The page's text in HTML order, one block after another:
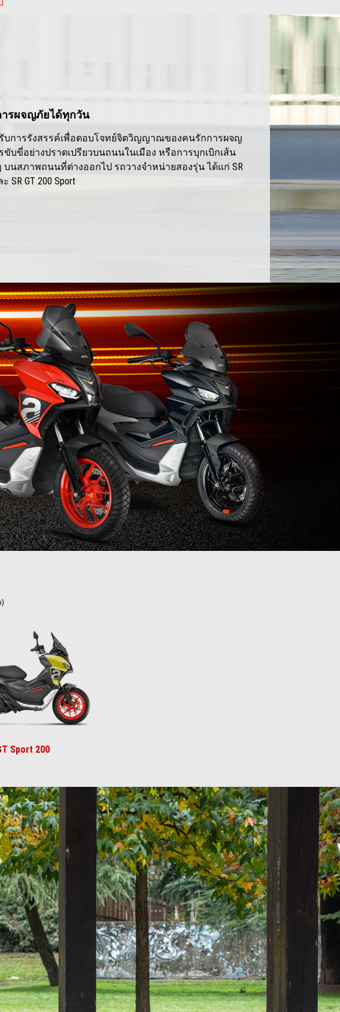
รผจญภัยได้ทุกวัน
รับการรังสรรค์เพื่อตอบโจทย์จิตวิญญาณของคนรักการผจญ
ขับขี่อย่างปราดเปรียวบนถนนในเมือง หรือการบุกเบิกเส้น
บนสภาพถนนที่ต่างออกไป รถวางจำหน่ายสองรุ่น ได้แก่ SR
SR GT 200 Sport
Sport 200